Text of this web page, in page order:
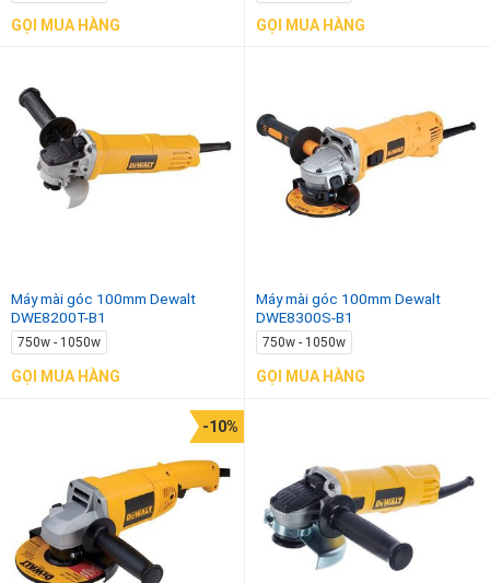
GỌI MUA HÀNG GỌI MUA HÀNG
Máy mài góc 100mm Dewalt
DWE8200T-B1
750w - 1050w
GỌI MUA HÀNG
Máy mài góc 100mm Dewalt
DWE8300S-B1
750w - 1050w
GỌI MUA HÀNG
-10%